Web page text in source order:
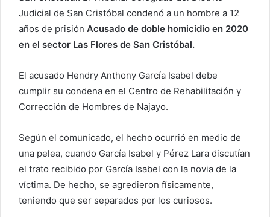
u
n
c
r
l
e
c
r
Judicial de San Cristóbal condenó a un hombre a 12
años de prisión Acusado de doble homicidio en 2020
en el sector Las Flores de San Cristóbal.
El acusado Hendry Anthony García Isabel debe
cumplir su condena en el Centro de Rehabilitación y
Corrección de Hombres de Najayo.
Según el comunicado, el hecho ocurrió en medio de
una pelea, cuando García Isabel y Pérez Lara discutían
el trato recibido por García Isabel con la novia de la
víctima. De hecho, se agredieron físicamente,
teniendo que ser separados por los curiosos.